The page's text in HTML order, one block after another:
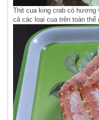
Thịt cua king crab có hương
cả các loại cua trên toàn thế